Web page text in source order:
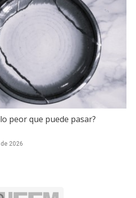
peor que puede pasar?
2026